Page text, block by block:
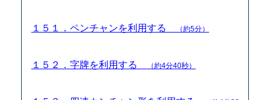
１５１．ペンチャンを利用する （約5分）
１５２．字牌を利用する （約4分40秒）